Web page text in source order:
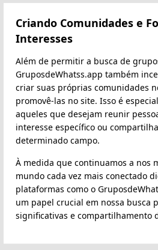
Criando Comunidades e
Interesses
Além de permitir a busca de
GruposdeWhatss.app também
criar suas próprias comunidades
promovê-las no site. Isso é
aqueles que desejam reunir
interesse específico ou
determinado campo.
À medida que continuamos a nos
mundo cada vez mais conectado
plataformas como o
um papel crucial em nossa busca
significativas e compartilhamento